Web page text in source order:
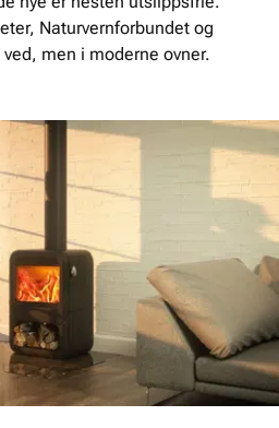
Naturvernforbundet og
men i moderne ovner.